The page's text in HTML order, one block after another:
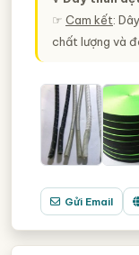
☞ Cam kết:
chất lượng và
Gửi Email